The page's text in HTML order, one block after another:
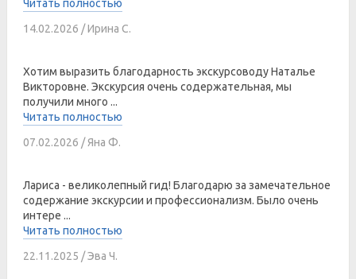
Читать полностью
14.02.2026 / Ирина С.
Хотим выразить благодарность экскурсоводу Наталье
Викторовне. Экскурсия очень содержательная, мы
получили много ...
Читать полностью
07.02.2026 / Яна Ф.
Лариса - великолепный гид! Благодарю за замечательное
содержание экскурсии и профессионализм. Было очень
интере ...
Читать полностью
22.11.2025 / Эва Ч.